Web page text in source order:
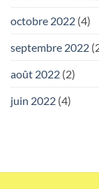
octobre 2022 (4)
septembre 2022
août 2022 (2)
juin 2022 (4)